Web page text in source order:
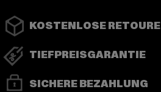
KOSTENLOSE RETOURE
TIEFPREISGARANTIE
SICHERE BEZAHLUNG